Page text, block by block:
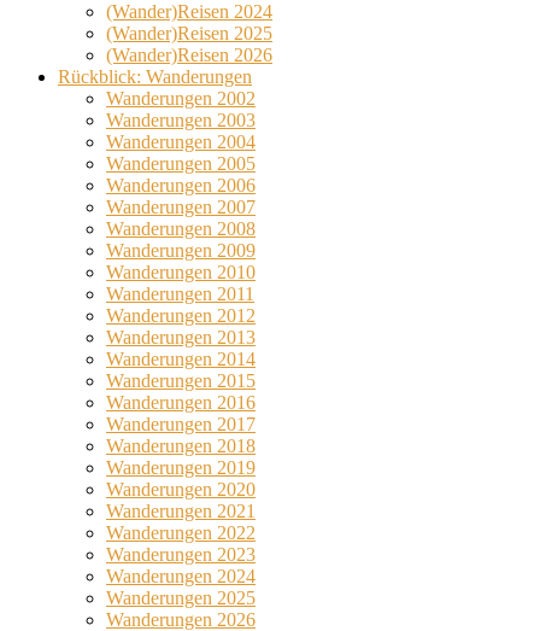
(Wander)Reisen 2024
(Wander)Reisen 2025
(Wander)Reisen 2026
Rückblick: Wanderungen
Wanderungen 2002
Wanderungen 2003
Wanderungen 2004
Wanderungen 2005
Wanderungen 2006
Wanderungen 2007
Wanderungen 2008
Wanderungen 2009
Wanderungen 2010
Wanderungen 2011
Wanderungen 2012
Wanderungen 2013
Wanderungen 2014
Wanderungen 2015
Wanderungen 2016
Wanderungen 2017
Wanderungen 2018
Wanderungen 2019
Wanderungen 2020
Wanderungen 2021
Wanderungen 2022
Wanderungen 2023
Wanderungen 2024
Wanderungen 2025
Wanderungen 2026